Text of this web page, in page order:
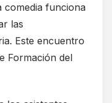
comedia funciona
las
Este encuentro
Formación del